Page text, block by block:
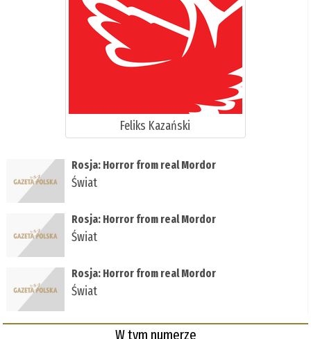
Feliks Kazański
Rosja: Horror from real Mordor
Świat
Rosja: Horror from real Mordor
Świat
Rosja: Horror from real Mordor
Świat
W tym numerze